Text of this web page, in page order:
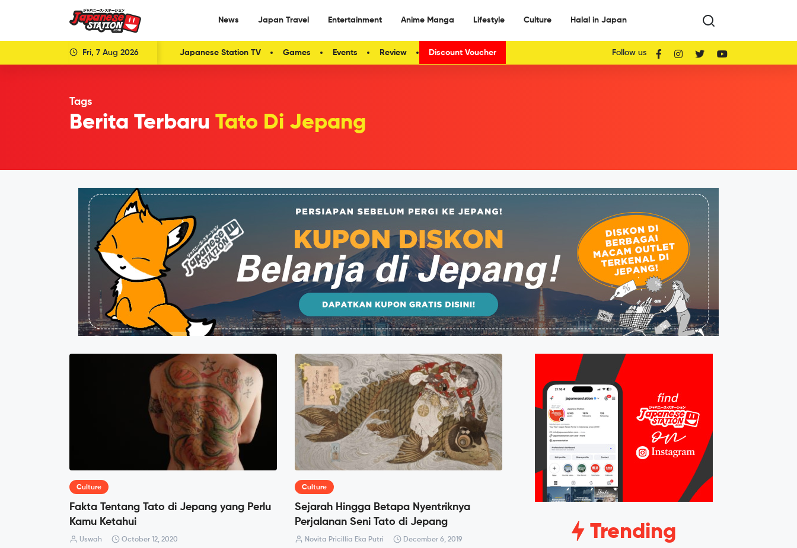
News Japan Travel Entertainment Anime Manga Lifestyle Culture Halal in Japan
Fri, 7 Aug 2026 Japanese Station TV Games Events Review Discount Voucher Follow us
Tags
Berita Terbaru Tato Di Jepang
Culture
Fakta Tentang Tato di Jepang yang Perlu
Kamu Ketahui
Uswah October 12, 2020
Culture
Sejarah Hingga Betapa Nyentriknya
Perjalanan Seni Tato di Jepang
Novita Pricillia Eka Putri December 6, 2019 Trending